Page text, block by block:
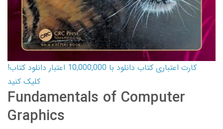
کارت اعتباری کتاب دانلود با 10,000,000 اعتبار دانلود کتاب!
کلیک کنید
Fundamentals of Computer
Graphics